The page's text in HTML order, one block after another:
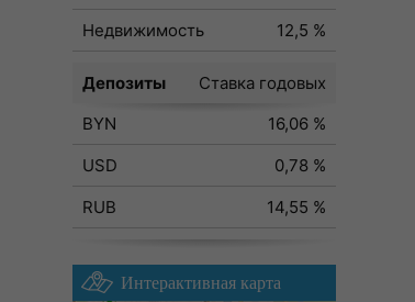
Недвижимость
12,5 %
Депозиты
Ставка годовых
BYN
16,06 %
USD
0,78 %
RUB
14,55 %
Интерактивная карта